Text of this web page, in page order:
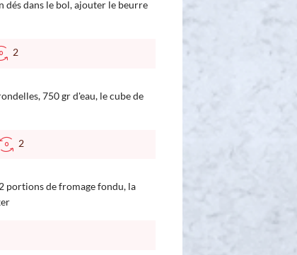
dés dans le bol, ajouter le beurre
2
750 gr d'eau, le cube de
2
portions de fromage fondu, la